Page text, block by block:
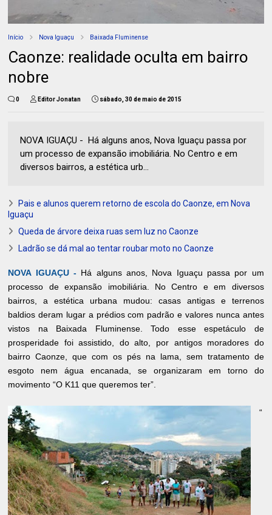
Início Nova Iguaçu Baixada Fluminense
Caonze: realidade oculta em bairro
nobre
0 Editor Jonatan sábado, 30 de maio de 2015
NOVA IGUAÇU - Há alguns anos, Nova Iguaçu passa por
um processo de expansão imobiliária. No Centro e em
diversos bairros, a estética urb...
Pais e alunos querem retorno de escola do Caonze, em Nova
Iguaçu
Queda de árvore deixa ruas sem luz no Caonze
Ladrão se dá mal ao tentar roubar moto no Caonze
NOVA IGUAÇU - Há alguns anos, Nova Iguaçu passa por um
processo de expansão imobiliária. No Centro e em diversos
bairros, a estética urbana mudou: casas antigas e terrenos
baldios deram lugar a prédios com padrão e valores nunca antes
vistos na Baixada Fluminense. Todo esse espetáculo de
prosperidade foi assistido, do alto, por antigos moradores do
bairro Caonze, que com os pés na lama, sem tratamento de
esgoto nem água encanada, se organizaram em torno do
movimento “O K11 que queremos ter”.
“